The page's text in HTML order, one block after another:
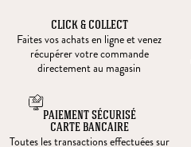
CLICK & COLLECT
Faites vos achats en ligne et venez
récupérer votre commande
directement au magasin
PAIEMENT SÉCURISÉ
CARTE BANCAIRE
Toutes les transactions effectuées sur